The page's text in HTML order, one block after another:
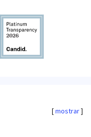
mostrar